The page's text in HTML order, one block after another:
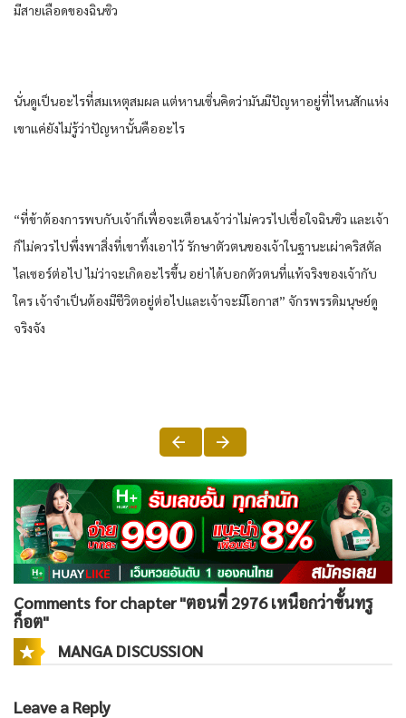
มีสายเลือดของฉินซิว
นั่นดูเป็นอะไรที่สมเหตุสมผล แต่หานเซิ่นคิดว่ามันมีปัญหาอยู่ที่ไหนสักแห่ง
เขาแค่ยังไม่รู้ว่าปัญหานั้นคืออะไร
“ที่ข้าต้องการพบกับเจ้าก็เพื่อจะเตือนเจ้าว่าไม่ควรไปเชื่อใจฉินซิว และเจ้า
ก็ไม่ควรไปพึ่งพาสิ่งที่เขาทิ้งเอาไว้ รักษาตัวตนของเจ้าในฐานะเผ่าคริสตัล
ไลเซอร์ต่อไป ไม่ว่าจะเกิดอะไรขึ้น อย่าได้บอกตัวตนที่แท้จริงของเจ้ากับ
ใคร เจ้าจำเป็นต้องมีชีวิตอยู่ต่อไปและเจ้าจะมีโอกาส” จักรพรรดิมนุษย์ดู
จริงจัง
Comments for chapter "ตอนที่ 2976 เหนือกว่าขั้นทรู
ก็อต"
MANGA DISCUSSION
Leave a Reply